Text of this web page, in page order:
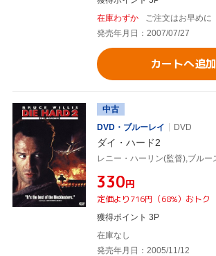
在庫わずか
ご注文はお早めに
発売年月日：2007/07/27
カートへ追加
中古
DVD・ブルーレイ
DVD
ダイ・ハード2
¥330円
定価より716円（68%）おトク
獲得ポイント 3P
在庫なし
発売年月日：2005/11/12